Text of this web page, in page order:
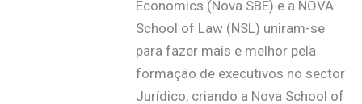
Economics (Nova SBE) e a NOVA
School of Law (NSL) uniram-se
para fazer mais e melhor pela
formação de executivos no sector
Jurídico, criando a Nova School of